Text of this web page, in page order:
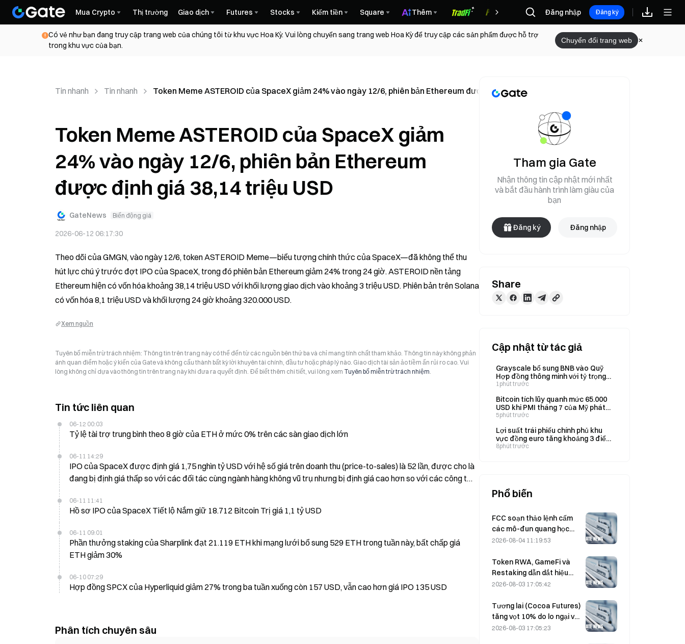
Mua Crypto Thị trường Giao dịch Futures Stocks Kiếm tiền Square Thêm Phần thưởng
Đăng nhập Đăng ký
Có vẻ như bạn đang truy cập trang web của chúng tôi từ khu vực Hoa Kỳ. Vui lòng chuyển sang trang web Hoa Kỳ để truy cập các sản phẩm được hỗ trợ
trong khu vực của bạn.
Chuyển đổi trang web
Tin nhanh Tin nhanh Token Meme ASTEROID của SpaceX giảm 24% vào ngày 12/6, phiên bản Ethereum được định giá 38,14 triệu USD
Token Meme ASTEROID của SpaceX giảm
24% vào ngày 12/6, phiên bản Ethereum
được định giá 38,14 triệu USD
GateNews Biến động giá
2026-06-12 06:17:30
Theo dõi của GMGN, vào ngày 12/6, token ASTEROID Meme—biểu tượng chính thức của SpaceX—đã không thể thu
hút lực chú ý trước đợt IPO của SpaceX, trong đó phiên bản Ethereum giảm 24% trong 24 giờ. ASTEROID nền tảng
Ethereum hiện có vốn hóa khoảng 38,14 triệu USD với khối lượng giao dịch vào khoảng 3 triệu USD. Phiên bản trên Solana
có vốn hóa 8,1 triệu USD và khối lượng 24 giờ khoảng 320.000 USD.
Xem nguồn
Tuyên bố miễn trừ trách nhiệm: Thông tin trên trang này có thể đến từ các nguồn bên thứ ba và chỉ mang tính chất tham khảo. Thông tin này không phản
ánh quan điểm hoặc ý kiến của Gate và không cấu thành bất kỳ lời khuyên tài chính, đầu tư hoặc pháp lý nào. Giao dịch tài sản ảo tiềm ẩn rủi ro cao. Vui
lòng không chỉ dựa vào thông tin trên trang này khi đưa ra quyết định. Để biết thêm chi tiết, vui lòng xem Tuyên bố miễn trừ trách nhiệm.
Tin tức liên quan
06-12 00:03
Tỷ lệ tài trợ trung bình theo 8 giờ của ETH ở mức 0% trên các sàn giao dịch lớn
06-11 14:29
IPO của SpaceX được định giá 1,75 nghìn tỷ USD với hệ số giá trên doanh thu (price-to-sales) là 52 lần, được cho là
đang bị định giá thấp so với các đối tác cùng ngành hàng không vũ trụ nhưng bị định giá cao hơn so với các công ty
06-11 11:41
Hồ sơ IPO của SpaceX Tiết lộ Nắm giữ 18.712 Bitcoin Trị giá 1,1 tỷ USD
06-11 09:01
Phần thưởng staking của Sharplink đạt 21.119 ETH khi mạng lưới bổ sung 529 ETH trong tuần này, bất chấp giá
ETH giảm 30%
06-10 07:29
Hợp đồng SPCX của Hyperliquid giảm 27% trong ba tuần xuống còn 157 USD, vẫn cao hơn giá IPO 135 USD
Phân tích chuyên sâu
Tham gia Gate
Nhận thông tin cập nhật mới nhất
và bắt đầu hành trình làm giàu của
bạn
Đăng ký Đăng nhập
Share
Cập nhật từ tác giả
Grayscale bổ sung BNB vào Quỹ
Hợp đồng thông minh với tỷ trọng
31% tính đến ngày 3 tháng 8
1phút trước
Bitcoin tích lũy quanh mức 65.000
USD khi PMI tháng 7 của Mỹ phát
tín hiệu về rủi ro lạm phát đình trệ
5phút trước
Lợi suất trái phiếu chính phủ khu
vực đồng euro tăng khoảng 3 điểm
cơ bản, với đà tăng mạnh hơn vào
8phút trước
Phổ biến
FCC soạn thảo lệnh cấm
các mô-đun quang học
của Trung Quốc dùng cho
có nguy cơ bị ảnh hưởng
tới 27% thị phần
2026-08-04 11:19:53
Token RWA, GameFi và
Restaking dẫn dắt hiệu
suất thị trường trong
2026-08-03 17:05:42
Tương lai (Cocoa Futures)
tăng vọt 10% do lo ngại về
Cung, hướng tới mức 6.000
2026-08-03 17:05:23